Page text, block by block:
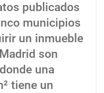
publicados
municipios
un inmueble
son
una
tiene un